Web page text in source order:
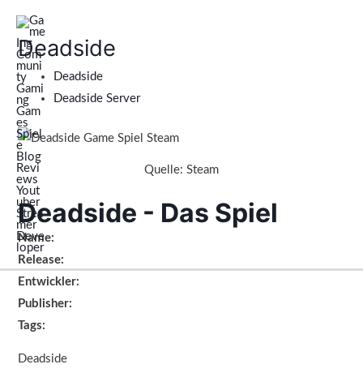
Inhalt
springen
Deadside
Deadside
Deadside Server
Quelle: Steam
Deadside - Das Spiel
Name:
Release:
Entwickler:
Publisher:
Tags:
Deadside